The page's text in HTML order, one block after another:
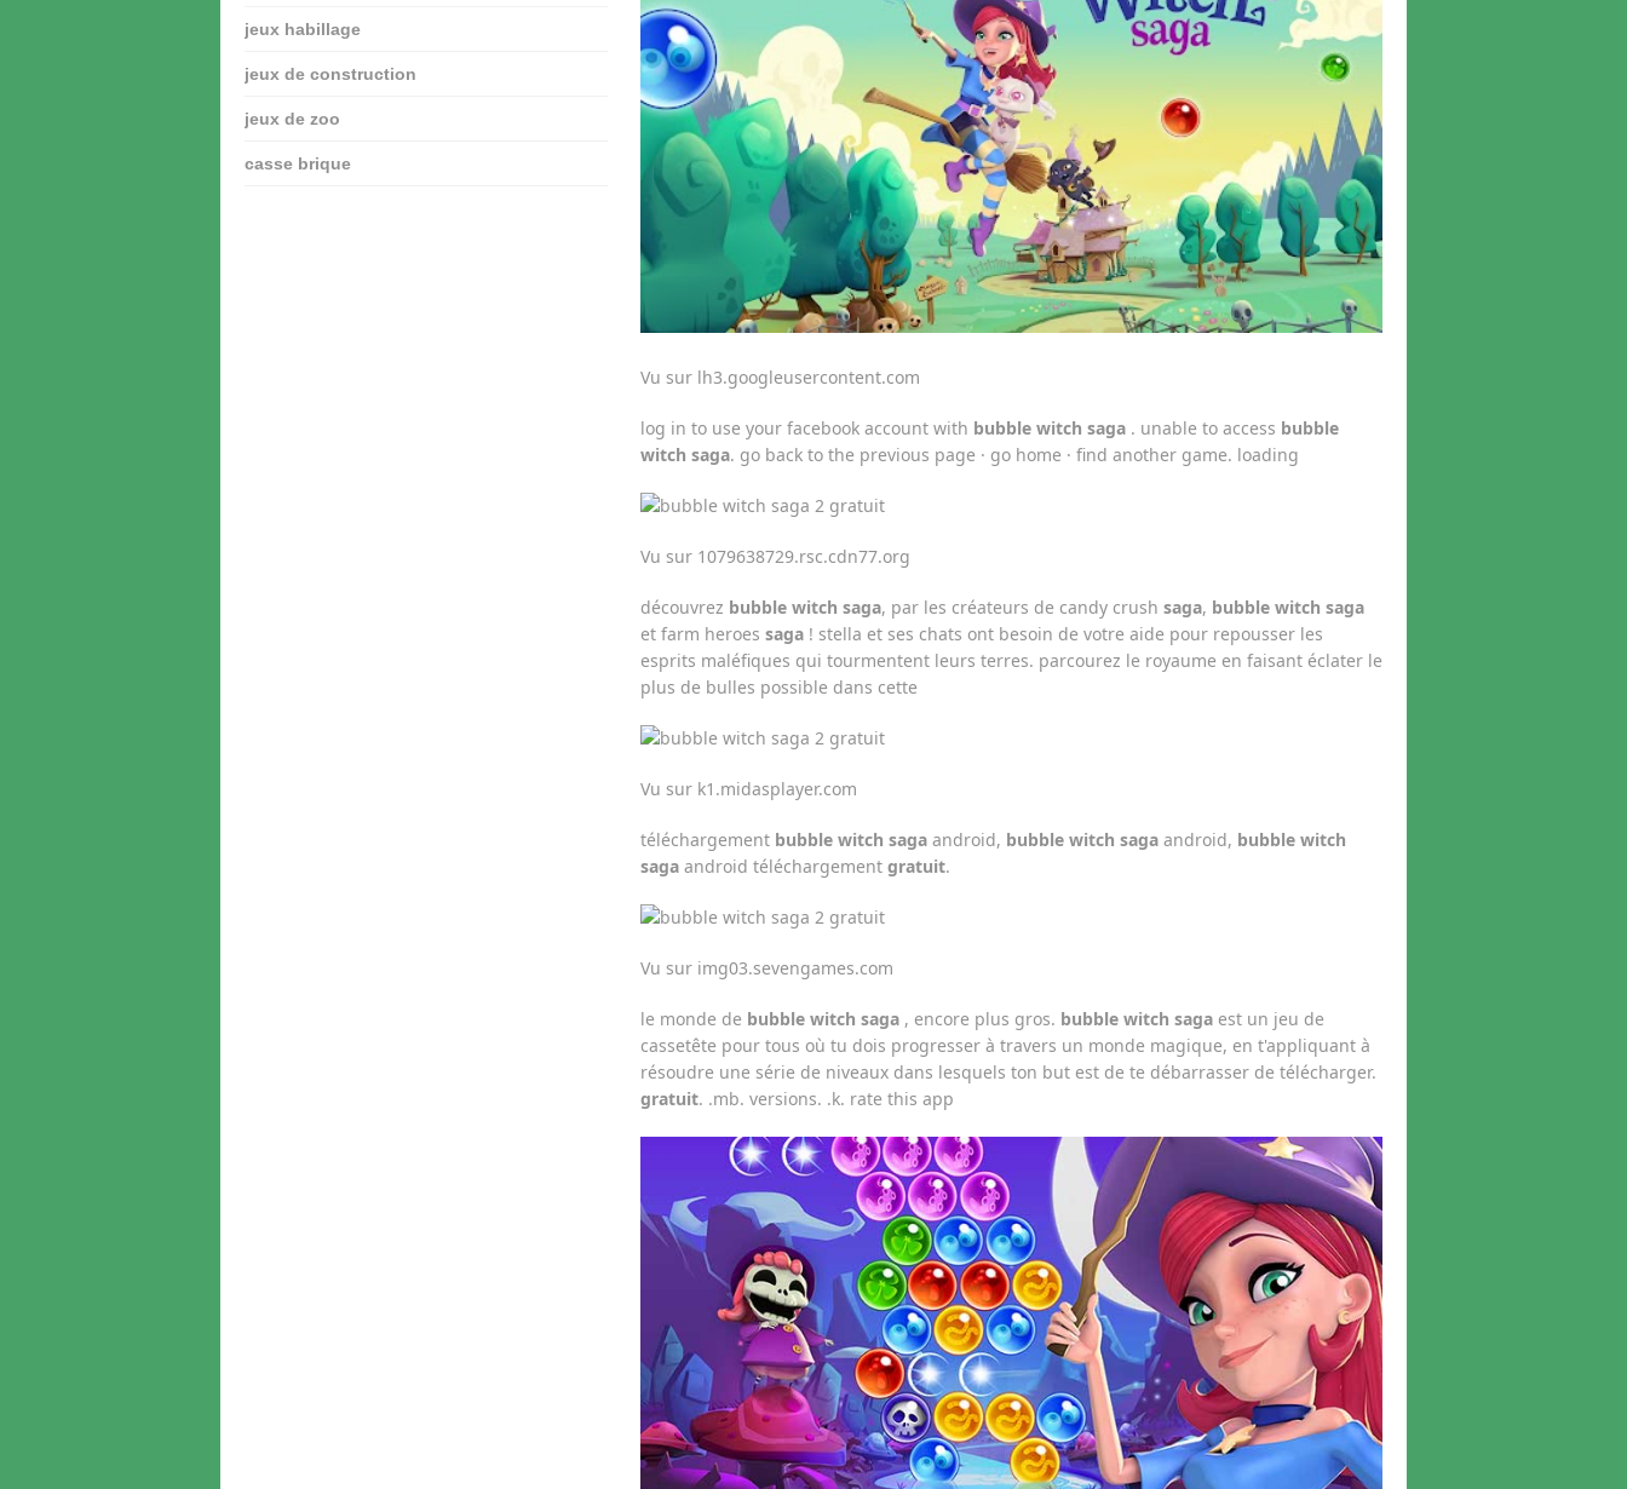
Vu sur lh3.googleusercontent.com
log in to use your facebook account with bubble witch saga. unable to access bubble
witch saga. go back to the previous page · go home · find another game. loading
Vu sur 1079638729.rsc.cdn77.org
découvrez bubble witch saga, par les créateurs de candy crush saga, bubble witch saga
et farm heroes saga! stella et ses chats ont besoin de votre aide pour repousser les
esprits maléfiques qui tourmentent leurs terres. parcourez le royaume en faisant éclater le
plus de bulles possible dans cette
Vu sur k1.midasplayer.com
téléchargement bubble witch sagaandroid, bubble witch sagaandroid, bubble witch
sagaandroid téléchargement gratuit.
Vu sur img03.sevengames.com
le monde de bubble witch saga, encore plus gros. bubble witch sagaest un jeu de
cassetête pour tous où tu dois progresser à travers un monde magique, en t'appliquant à
résoudre une série de niveaux dans lesquels ton but est de te débarrasser de télécharger.
gratuit. .mb. versions. .k. rate this app
jeux habillage
jeux de construction
jeux de zoo
casse brique